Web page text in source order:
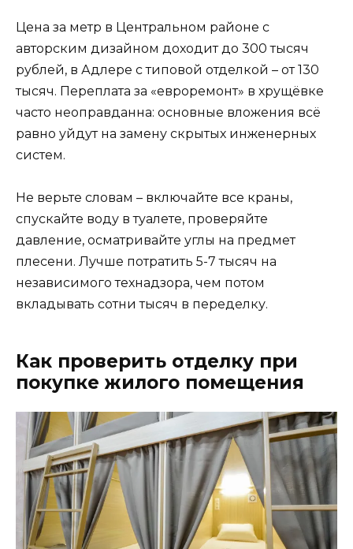
Цена за метр в Центральном районе с
авторским дизайном доходит до 300 тысяч
рублей, в Адлере с типовой отделкой – от 130
тысяч. Переплата за «евроремонт» в хрущёвке
часто неоправданна: основные вложения всё
равно уйдут на замену скрытых инженерных
систем.
Не верьте словам – включайте все краны,
спускайте воду в туалете, проверяйте
давление, осматривайте углы на предмет
плесени. Лучше потратить 5-7 тысяч на
независимого технадзора, чем потом
вкладывать сотни тысяч в переделку.
Как проверить отделку при
покупке жилого помещения